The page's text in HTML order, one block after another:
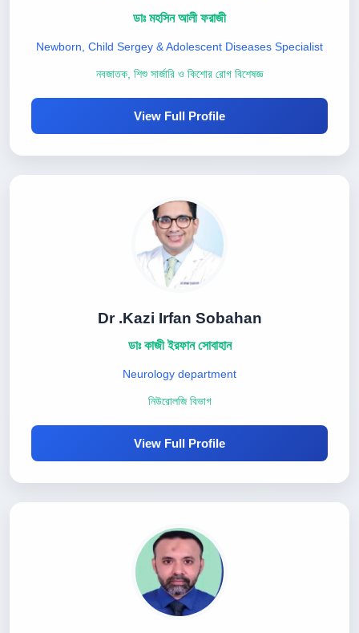
ডাঃ মহসিন আলী ফরাজী
Newborn, Child Sergey & Adolescent Diseases Specialist
নবজাতক, শিশু সার্জারি ও কিশোর রোগ বিশেষজ্ঞ
View Full Profile
Dr .Kazi Irfan Sobahan
ডাঃ কাজী ইরফান সোবাহান
Neurology department
নিউরোলজি বিভাগ
View Full Profile